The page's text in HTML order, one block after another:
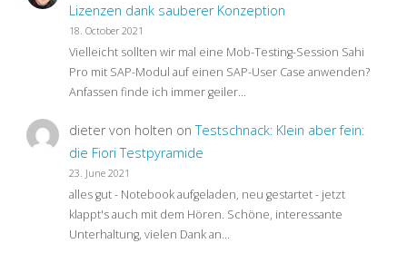
Lizenzen dank sauberer Konzeption
18. October 2021
Vielleicht sollten wir mal eine Mob-Testing-Session Sahi
Pro mit SAP-Modul auf einen SAP-User Case anwenden?
Anfassen finde ich immer geiler…
dieter von holten onTestschnack: Klein aber fein:
die Fiori Testpyramide
23. June 2021
alles gut - Notebook aufgeladen, neu gestartet - jetzt
klappt's auch mit dem Hören. Schöne, interessante
Unterhaltung, vielen Dank an…